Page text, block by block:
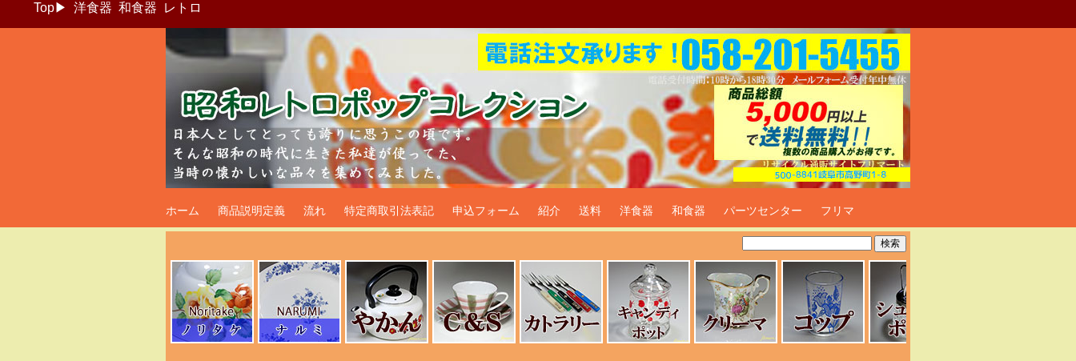
Top▶ 洋食器 和食器 レトロ
昭和レトロポップ食器生活雑貨通販＠フリマート
ホーム 商品説明定義 流れ 特定商取引法表記 申込フォーム 紹介 送料 洋食器 和食器 パーツセンター フリマ